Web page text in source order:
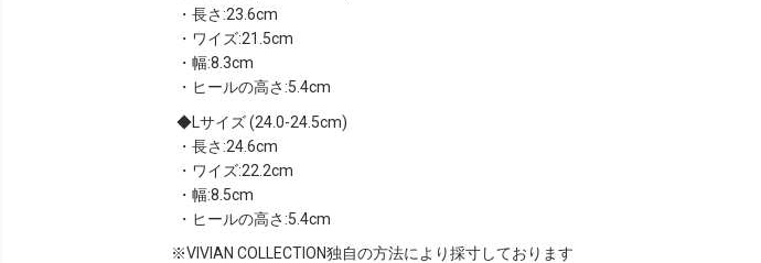
・長さ:23.6cm
・ワイズ:21.5cm
・幅:8.3cm
・ヒールの高さ:5.4cm
Lサイズ (24.0-24.5cm)
・長さ:24.6cm
・ワイズ:22.2cm
・幅:8.5cm
・ヒールの高さ:5.4cm
※VIVIAN COLLECTION独自の方法により採寸しております